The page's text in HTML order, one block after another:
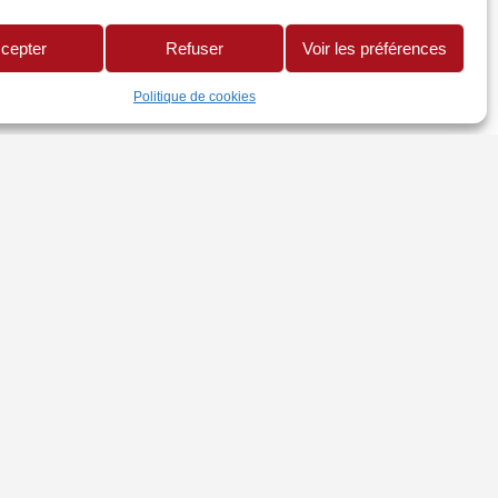
Refuser Voir les préférences
Politique de cookies